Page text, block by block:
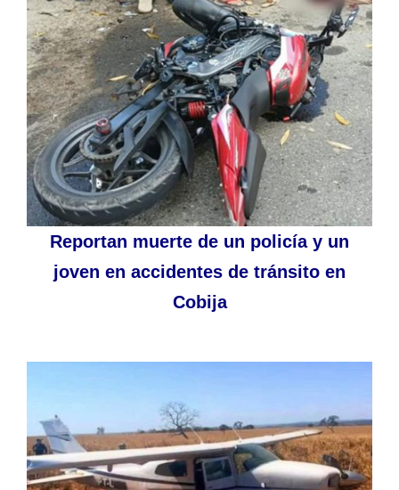
Reportan muerte de un policía y un
joven en accidentes de tránsito en
Cobija